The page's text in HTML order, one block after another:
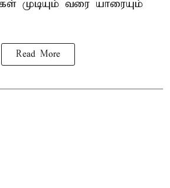
முடியும் வரை யாரையும்
Read More